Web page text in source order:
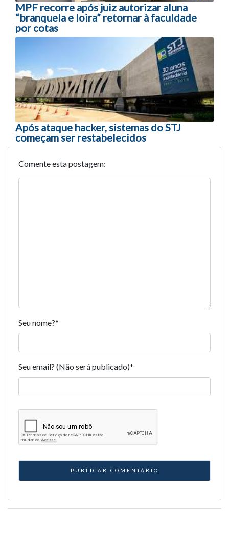
MPF recorre após juiz autorizar aluna
“branquela e loira” retornar à faculdade
por cotas
Após ataque hacker, sistemas do STJ
começam ser restabelecidos
Comente esta postagem:
Seu nome?*
Seu email? (Não será publicado)*